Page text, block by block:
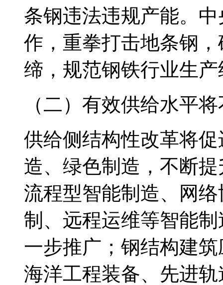
条钢违法违规产能。
作，重拳打击地条钢
缔，规范钢铁行业生
（二）有效供给水平
供给侧结构性改革将
造、绿色制造，不断
流程型智能制造、网
制、远程运维等智能
一步推广；钢结构建
海洋工程装备、先进